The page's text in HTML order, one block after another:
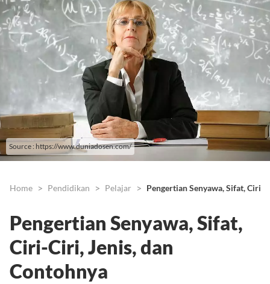
Source : https://www.duniadosen.com/
Home Pendidikan Pelajar Pengertian Senyawa, Sifat, Ciri-
Pengertian Senyawa, Sifat,
Ciri-Ciri, Jenis, dan
Contohnya